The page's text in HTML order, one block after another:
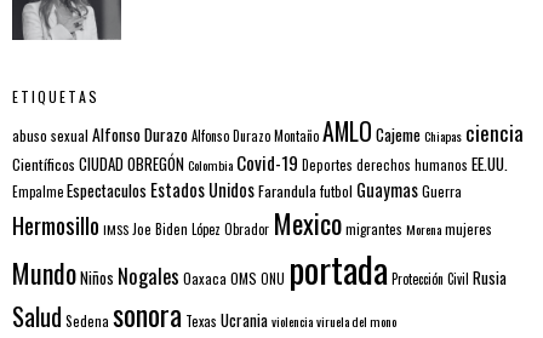
ETIQUETAS
abuso sexual Alfonso DurazoAlfonso Durazo MontañoAMLO CajemeChiapas ciencia
Científicos CIUDAD OBREGÓNColombia Covid-19 Deportes derechos humanos EE.UU.
EmpalmeEspectaculos Estados UnidosFarandulafutbol GuaymasGuerra
Hermosillo IMSS Joe Biden López Obrador Mexicomigrantes Morenamujeres
MundoNiños Nogales Oaxaca OMS ONU portada Protección Civil Rusia
Salud Sedena sonora Texas Ucraniaviolenciaviruela del mono